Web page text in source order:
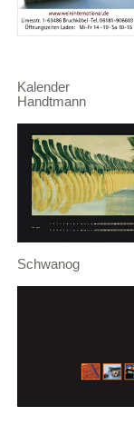
Kalender
Handtmann
Schwanog